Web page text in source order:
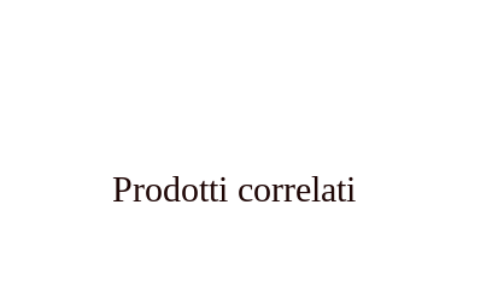
Prodotti correlati